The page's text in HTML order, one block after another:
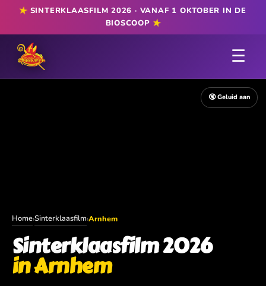
★SINTERKLAASFILM 2026 · VANAF 1 OKTOBER IN DE
BIOSCOOP ★
☰
🔇 Geluid aan
Home›Sinterklaasfilm›Arnhem
Sinterklaasfilm 2026
in Arnhem